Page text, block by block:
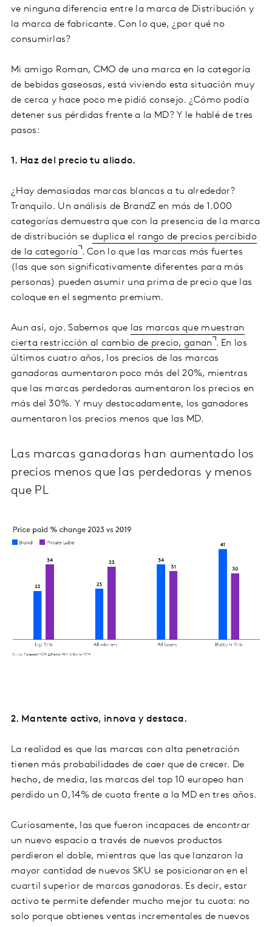
ve ninguna diferencia entre la marca de Distribución y
la marca de fabricante. Con lo que, ¿por qué no
consumirlas?
Mi amigo Roman, CMO de una marca en la categoría
de bebidas gaseosas, está viviendo esta situación muy
de cerca y hace poco me pidió consejo. ¿Cómo podía
detener sus pérdidas frente a la MD? Y le hablé de tres
pasos:
1. Haz del precio tu aliado.
¿Hay demasiadas marcas blancas a tu alrededor?
Tranquilo. Un análisis de BrandZ en más de 1.000
categorías demuestra que con la presencia de la marca
de distribución se duplica el rango de precios percibido
de la categoría . Con lo que las marcas más fuertes
(las que son significativamente diferentes para más
personas) pueden asumir una prima de precio que las
coloque en el segmento premium.
Aun así, ojo. Sabemos que las marcas que muestran
cierta restricción al cambio de precio, ganan . En los
últimos cuatro años, los precios de las marcas
ganadoras aumentaron poco más del 20%, mientras
que las marcas perdedoras aumentaron los precios en
más del 30%. Y muy destacadamente, los ganadores
aumentaron los precios menos que las MD.
Las marcas ganadoras han aumentado los
precios menos que las perdedoras y menos
que PL
2. Mantente activo, innova y destaca.
La realidad es que las marcas con alta penetración
tienen más probabilidades de caer que de crecer. De
hecho, de media, las marcas del top 10 europeo han
perdido un 0,14% de cuota frente a la MD en tres años.
Curiosamente, las que fueron incapaces de encontrar
un nuevo espacio a través de nuevos productos
perdieron el doble, mientras que las que lanzaron la
mayor cantidad de nuevos SKU se posicionaron en el
cuartil superior de marcas ganadoras. Es decir, estar
activo te permite defender mucho mejor tu cuota: no
solo porque obtienes ventas incrementales de nuevos